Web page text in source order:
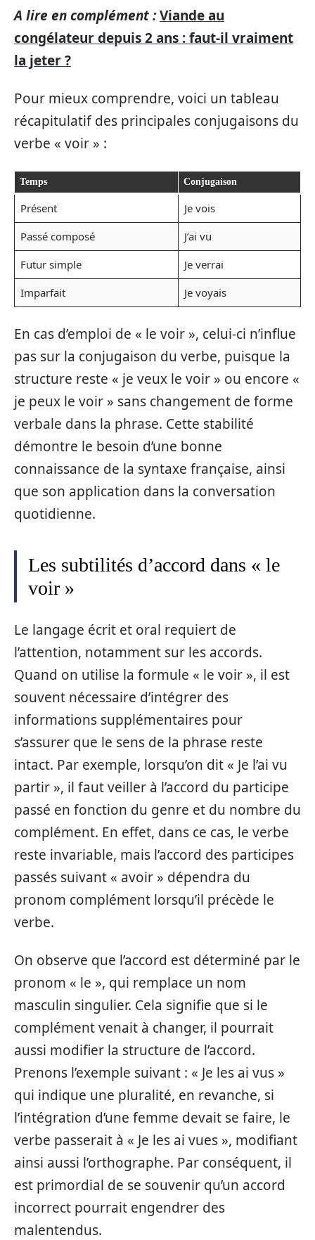
A lire en complément :Viande au
congélateur depuis 2 ans : faut-il vraiment
la jeter ?
Pour mieux comprendre, voici un tableau
récapitulatif des principales conjugaisons du
verbe « voir » :
Temps Conjugaison
Présent
Je vois
Passé composé
J’ai vu
Futur simple
Je verrai
Imparfait
Je voyais
En cas d’emploi de « le voir », celui-ci n’influe
pas sur la conjugaison du verbe, puisque la
structure reste « je veux le voir » ou encore «
je peux le voir » sans changement de forme
verbale dans la phrase. Cette stabilité
démontre le besoin d’une bonne
connaissance de la syntaxe française, ainsi
que son application dans la conversation
quotidienne.
Les subtilités d’accord dans « le
voir »
Le langage écrit et oral requiert de
l’attention, notamment sur les accords.
Quand on utilise la formule « le voir », il est
souvent nécessaire d’intégrer des
informations supplémentaires pour
s’assurer que le sens de la phrase reste
intact. Par exemple, lorsqu’on dit « Je l’ai vu
partir », il faut veiller à l’accord du participe
passé en fonction du genre et du nombre du
complément. En effet, dans ce cas, le verbe
reste invariable, mais l’accord des participes
passés suivant « avoir » dépendra du
pronom complément lorsqu’il précède le
verbe.
On observe que l’accord est déterminé par le
pronom « le », qui remplace un nom
masculin singulier. Cela signifie que si le
complément venait à changer, il pourrait
aussi modifier la structure de l’accord.
Prenons l’exemple suivant : « Je les ai vus »
qui indique une pluralité, en revanche, si
l’intégration d’une femme devait se faire, le
verbe passerait à « Je les ai vues », modifiant
ainsi aussi l’orthographe. Par conséquent, il
est primordial de se souvenir qu’un accord
incorrect pourrait engendrer des
malentendus.